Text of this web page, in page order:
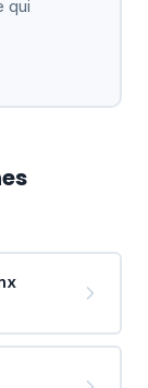
qui